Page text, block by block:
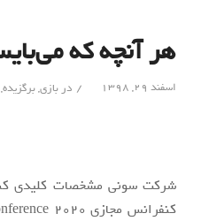
هر آنچه که
اسفند ۲۹, ۱۳۹۸ / دربازی,برگزیده
شرکت سونی مشخصات کلیدی
کنفرانس مجازی Game Developers Conference 2020 شرکت